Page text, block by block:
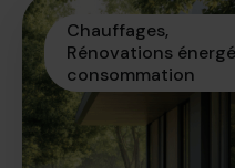
Chauffages
Rénovations
consommation